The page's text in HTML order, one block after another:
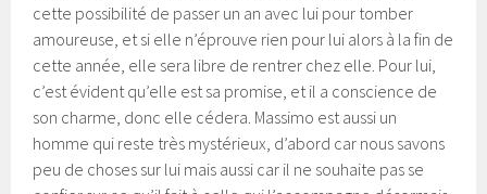
cette possibilité de passer un an avec lui pour tomber
amoureuse, et si elle n’éprouve rien pour lui alors à la fin de
cette année, elle sera libre de rentrer chez elle. Pour lui,
c’est évident qu’elle est sa promise, et il a conscience de
son charme, donc elle cédera. Massimo est aussi un
homme qui reste très mystérieux, d’abord car nous savons
peu de choses sur lui mais aussi car il ne souhaite pas se